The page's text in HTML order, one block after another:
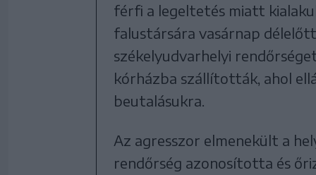
férfi a legeltetés miatt
falustársára vasárnap
székelyudvarhelyi
kórházba szállították, ahol
beutalásukra.
Az agresszor elmenekült a
rendőrség azonosította és